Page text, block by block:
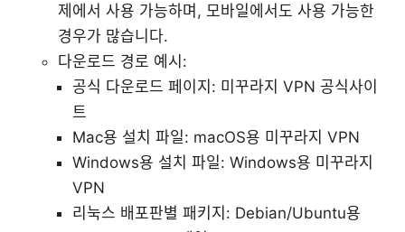
제에서 사용 가능하며, 모바일에서도 사용 가능한
경우가 많습니다.
다운로드 경로 예시:
공식 다운로드 페이지: 미꾸라지 VPN 공식사이
트
Mac용 설치 파일: macOS용 미꾸라지 VPN
Windows용 설치 파일: Windows용 미꾸라지
VPN
리눅스 배포판별 패키지: Debian/Ubuntu용